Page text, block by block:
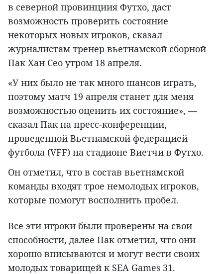
в северной провинциия Футхо, даст
возможность проверить состояние
некоторых новых игроков, сказал
журналистам тренер вьетнамской сборной
Пак Хан Сео утром 18 апреля.
«У них было не так много шансов играть,
поэтому матч 19 апреля станет для меня
возможностью оценить их состояние», —
сказал Пак на пресс-конференции,
проведенной Вьетнамской федерацией
футбола (VFF) на стадионе Виетчи в Футхо.
Он отметил, что в состав вьетнамской
команды входят трое немолодых игроков,
которые помогут восполнить пробел.
Все эти игроки были проверены на свои
способности, далее Пак отметил, что они
хорошо вписываются и могут вести своих
молодых товарищей к SEA Games 31.